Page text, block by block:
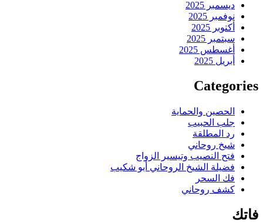
ديسمبر 2025
نوفمبر 2025
أكتوبر 2025
سبتمبر 2025
أغسطس 2025
أبريل 2025
Categories
الحصين والحماية
جلب الحبيب
رد المطلقة
شيخ روحاني
فتح النصيب وتيسير الزواج
فضيلة الشيخ الروحاني أبو شكيب
فك السحر
كشف روحاني
فاتك